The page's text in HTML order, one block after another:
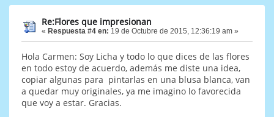
Re:Flores que impresionan
« Respuesta #4 en: 19 de Octubre de 2015, 12:36:19 am »
Hola Carmen: Soy Licha y todo lo que dices de las flores
en todo estoy de acuerdo, además me diste una idea,
copiar algunas para pintarlas en una blusa blanca, van
a quedar muy originales, ya me imagino lo favorecida
que voy a estar. Gracias.